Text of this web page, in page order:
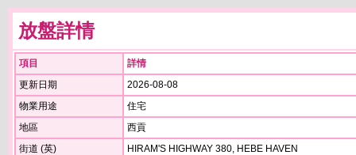
放盤詳情
項目
詳情
更新日期
2026-08-08
物業用途
住宅
地區
西貢
街道 (英)
HIRAM'S HIGHWAY 380, HEBE HAVEN